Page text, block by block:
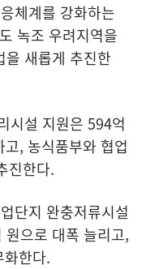
체계를 강화하는
녹조 우려지역을
을 새롭게 추진한
시설 지원은 594억
, 농식품부와 협업
진한다.
단지 완충저류시설
으로 대폭 늘리고,
한다.